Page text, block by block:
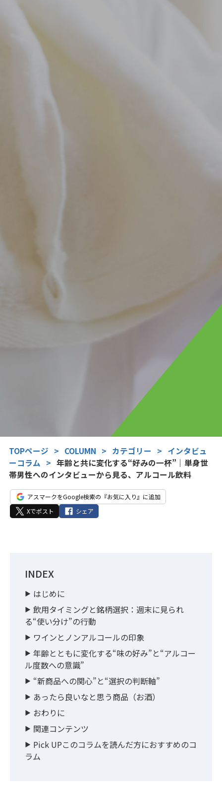
TOPページ > COLUMN > カテゴリー > インタビュ
ーコラム > 年齢と共に変化する“好みの一杯”｜単身世
帯男性へのインタビューから見る、アルコール飲料
アスマークをGoogle検索の『お気に入り』に追加
Xでポスト
シェア
INDEX
はじめに
飲用タイミングと銘柄選択：週末に見られ
る“使い分け”の行動
ワインとノンアルコールの印象
年齢とともに変化する“味の好み”と“アルコー
ル度数への意識”
“新商品への関心”と“選択の判断軸”
あったら良いなと思う商品（お酒）
おわりに
関連コンテンツ
Pick UPこのコラムを読んだ方におすすめのコ
ラム